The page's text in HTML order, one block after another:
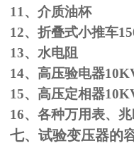
11、介质油杯
12、折叠式小推车
13、水电阻
14、高压验电器
15、高压定相器
16、各种万用表、
七、试验变压器的